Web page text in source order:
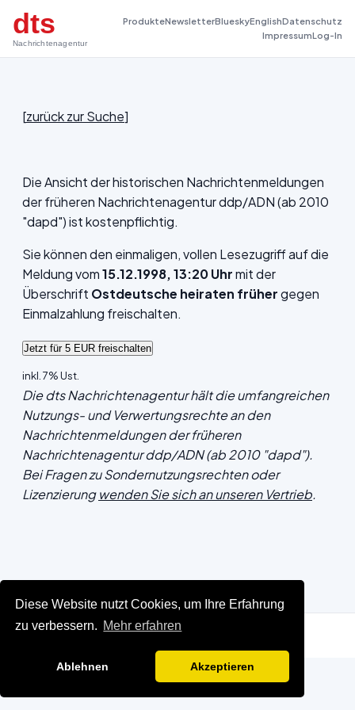
Diese Website nutzt Cookies, um Ihre Erfahrung
zu verbessern. Mehr erfahren
Ablehnen Akzeptieren
dts
Nachrichtenagentur
ProdukteNewsletterBlueskyEnglishDatenschutz
ImpressumLog-In
[zurück zur Suche]
Die Ansicht der historischen Nachrichtenmeldungen
der früheren Nachrichtenagentur ddp/ADN (ab 2010
"dapd") ist kostenpflichtig.
Sie können den einmaligen, vollen Lesezugriff auf die
Meldung vom15.12.1998, 13:20 Uhrmit der
Überschrift Ostdeutsche heiraten frühergegen
Einmalzahlung freischalten.
inkl. 7% Ust.
Die dts Nachrichtenagentur hält die umfangreichen
Nutzungs- und Verwertungsrechte an den
Nachrichtenmeldungen der früheren
Nachrichtenagentur ddp/ADN (ab 2010 "dapd").
Bei Fragen zu Sondernutzungsrechten oder
Lizenzierungwenden Sie sich an unseren Vertrieb.